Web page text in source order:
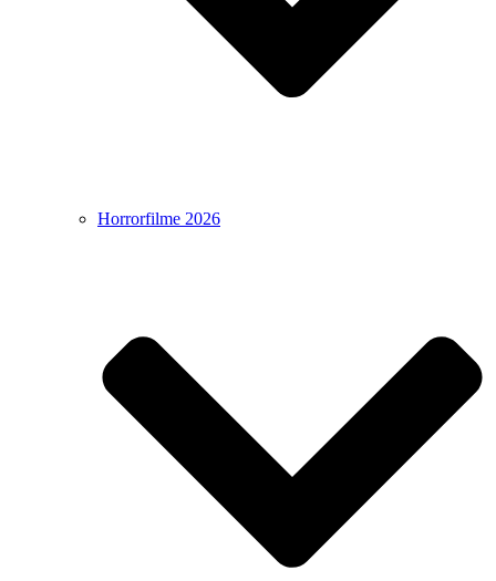
Horrorfilme 2026